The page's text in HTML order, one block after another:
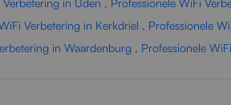
in Uden , Professionele WiFi
Verbetering in Kerkdriel , Professionele
in Waardenburg , Professionele